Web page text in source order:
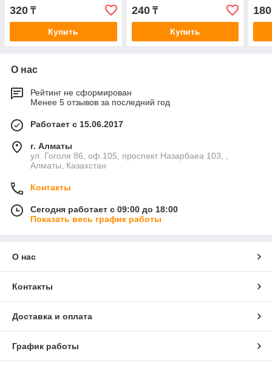
320 ₸
Купить
240₸
Купить
180
О нас
Рейтинг не сформирован
Менее 5 отзывов за последний год
Работает с 15.06.2017
г. Алматы
ул. Гоголя 86, оф.105, проспект Назарбаеа 103, ,
Алматы, Казахстан
Контакты
Сегодня работает с 09:00 до 18:00
Показать весь график работы
О нас
Контакты
Доставка и оплата
График работы